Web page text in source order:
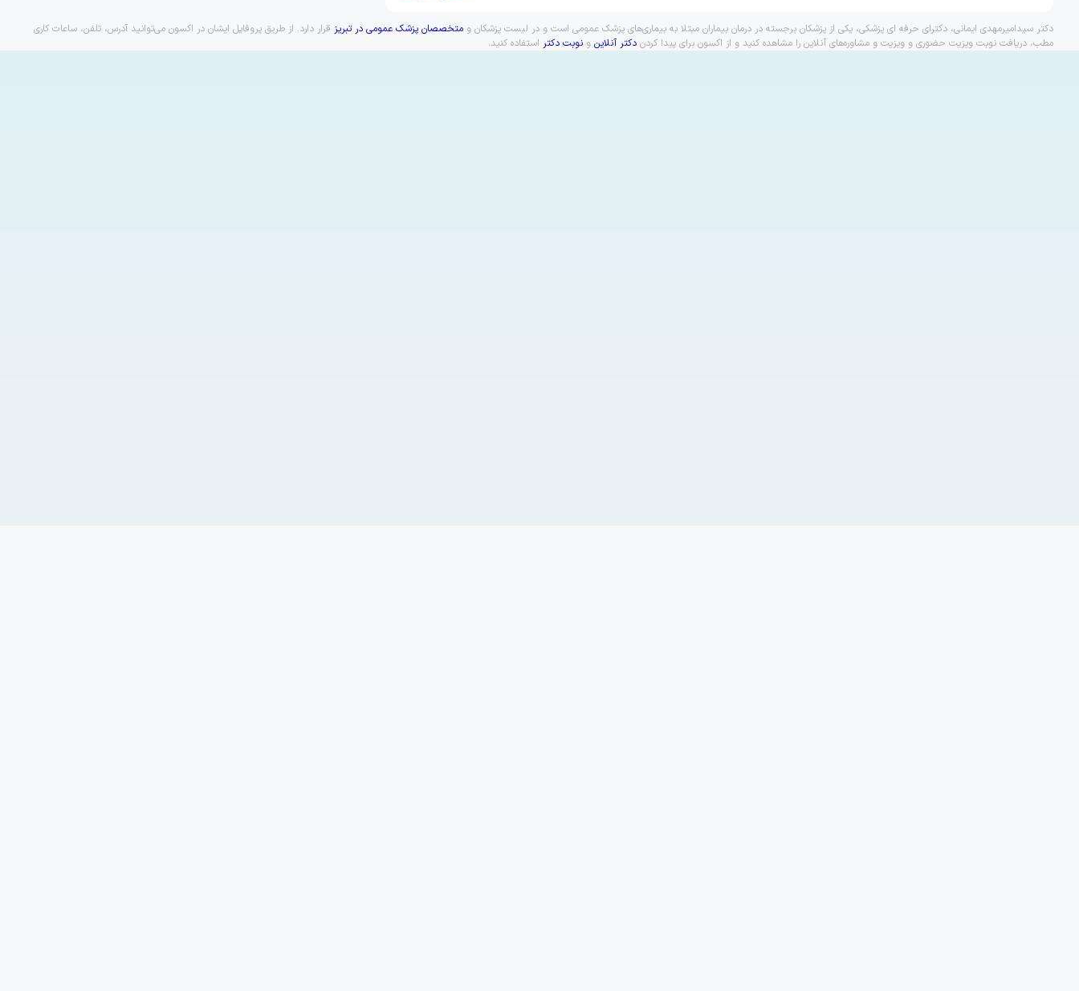
دکتر سیدامیرمهدی ایمانی، دکترای حرفه ای پزشکی، یکی از پزشکان برجسته در درمان بیماران مبتلا به بیماری‌های پزشک عمومی است و در لیست پزشکان و متخصصان پزشک عمومی در تبریز قرار دارد. از طریق پروفایل ایشان در اکسون می‌توانید آدرس، تلفن، ساعات کاری
مطب، دریافت نوبت ویزیت حضوری و ویزیت و مشاوره‌های آنلاین را مشاهده کنید و از اکسون برای پیدا کردن دکتر آنلاین و نوبت دکتر استفاده کنید.